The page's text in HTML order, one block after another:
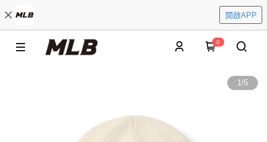
開啟APP
0
1/5